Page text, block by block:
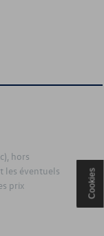
hors
les éventuels
prix
Cookies